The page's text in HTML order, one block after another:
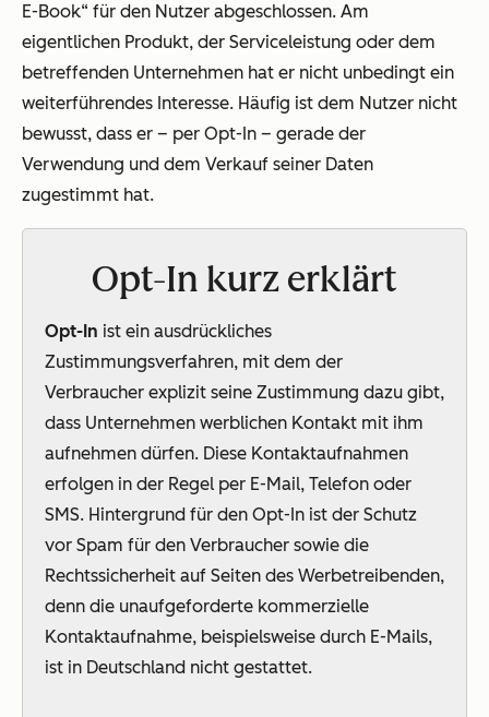
E-Book“ für den Nutzer abgeschlossen. Am
eigentlichen Produkt, der Serviceleistung oder dem
betreffenden Unternehmen hat er nicht unbedingt ein
weiterführendes Interesse. Häufig ist dem Nutzer nicht
bewusst, dass er – per Opt-In – gerade der
Verwendung und dem Verkauf seiner Daten
zugestimmt hat.
Opt-In kurz erklärt
Opt-In ist ein ausdrückliches
Zustimmungsverfahren, mit dem der
Verbraucher explizit seine Zustimmung dazu gibt,
dass Unternehmen werblichen Kontakt mit ihm
aufnehmen dürfen. Diese Kontaktaufnahmen
erfolgen in der Regel per E-Mail, Telefon oder
SMS. Hintergrund für den Opt-In ist der Schutz
vor Spam für den Verbraucher sowie die
Rechtssicherheit auf Seiten des Werbetreibenden,
denn die unaufgeforderte kommerzielle
Kontaktaufnahme, beispielsweise durch E-Mails,
ist in Deutschland nicht gestattet.